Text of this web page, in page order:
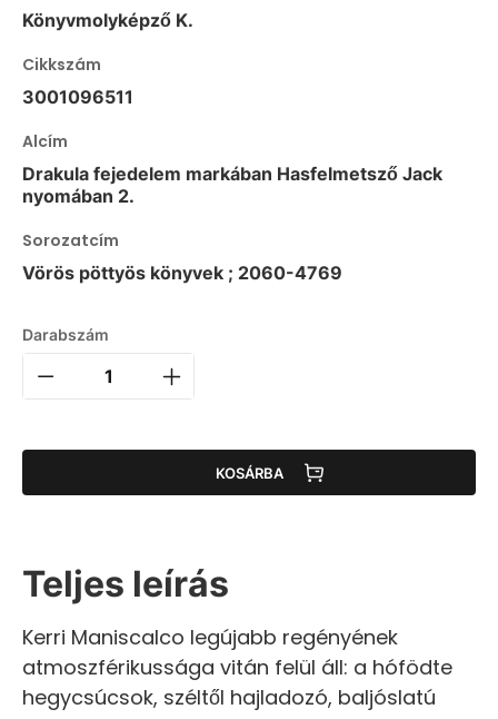
Könyvmolyképző K.
Cikkszám
3001096511
Alcím
Drakula fejedelem markában Hasfelmetsző Jack
nyomában 2.
Sorozatcím
Vörös pöttyös könyvek ; 2060-4769
Darabszám
KOSÁRBA
Teljes leírás
Kerri Maniscalco legújabb regényének
atmoszférikussága vitán felül áll: a hófödte
hegycsúcsok, széltől hajladozó, baljóslatú